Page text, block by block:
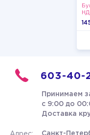
603-40-
Принимаем
с 9:00 до
Доставка
Санкт-